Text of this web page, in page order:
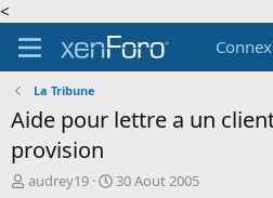
<
La Tribune
Aide pour lettre a un
provision
A
audrey19
D
30 Aout 2005